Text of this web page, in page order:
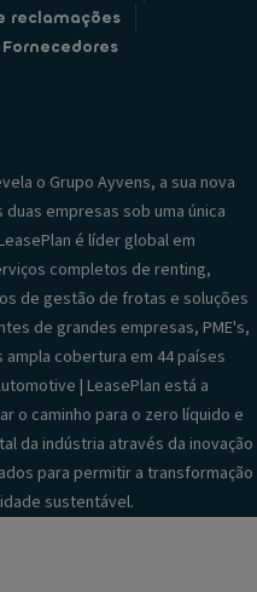
reclamações
Fornecedores
o Grupo Ayvens, a sua nova
empresas sob uma única
é líder global em
completos de renting,
de gestão de frotas e soluções
de grandes empresas, PME's,
cobertura em 44 países
| LeasePlan está a
o caminho para o zero líquido e
da indústria através da inovação
para permitir a transformação
sustentável.